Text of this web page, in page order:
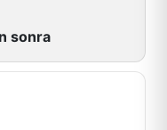
sonra